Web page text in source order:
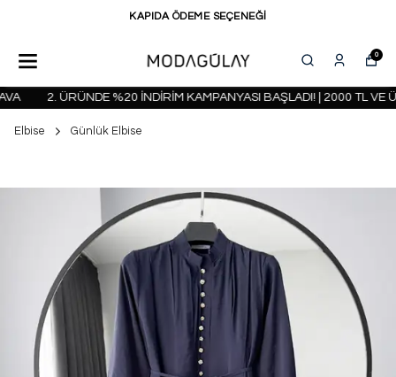
KAPIDA ÖDEME SEÇENEĞİ
0
2. ÜRÜNDE %20 İNDİRİM KAMPANYASI BAŞLADI! | 2000 TL VE
Elbise Günlük Elbise